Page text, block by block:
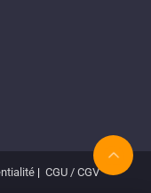
| CGU / CGV